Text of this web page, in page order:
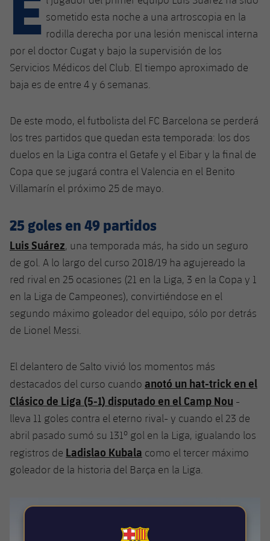
plusicon
más
Instalaciones
Palau Blaugrana
Estadi Johan Cruyff
Ciutat Esportiva
La Masia
Servicios
Servicios Médicos
Accesibilidad
plusicon
más
Acreditaciones
Instalaciones
SUB13
SUB12
SUB11 A
SUB11 B
SUB10 A
SUB10 B
SUB9 B
SUB8 A
SUB8 B
SUB13 B
SUB12 C
SUB11 C
Entradas
Gameday Shows
Resultados
Clasificación
Jugadores
Fotos
Palmarés
Base
Barça Atlètic
Junior
Cadete B
Infantil A
Infantil B
Campus Verano
PLUSICON
MÁS
Primer Equipo
plusicon
más
Calendario
Entradas
Resultados
Clasificaciones
Jugadores
Fotos
Historia
Actualidad
Calendario
Resultados
Clasificaciones
Fotos
Base
plusicon
más
Actualidad
Cadete A
Cadete B
Infantil B
PLUSICON
MÁS
Actualidad
Calendario
Entradas
Resultados
Jugadors
Fotos
Historia
plusicon
más
Actualidad
Calendario
Resultados
Clasificaciones
Base
plusicon
más
Actualidad
Juvenil
Cadete
Infantil
Alevín
Campus Verano
Primer equipo
plusicon
más
Actualidad
Calendario
Entradas
Barça Atlètic
plusicon
más
Actualidad
Calendario
Base
plusicon
más
Actualidad
Campus Verano
PLUSICON
MÁS
Información general
sometido esta noche a una artroscopia en la
rodilla derecha por una lesión meniscal interna
por el doctor Cugat y bajo la supervisión de los
Servicios Médicos del Club. El tiempo aproximado de
baja es de entre 4 y 6 semanas.
De este modo, el futbolista del FC Barcelona se perderá
los tres partidos que quedan esta temporada: los dos
duelos en la Liga contra el Getafe y el Eibar y la final de
Copa que se jugará contra el Valencia en el Benito
Villamarín el próximo 25 de mayo.
25 goles en 49 partidos
Luis Suárez, una temporada más, ha sido un seguro
de gol. A lo largo del curso 2018/19 ha agujereado la
red rival en 25 ocasiones (21 en la Liga, 3 en la Copa y 1
en la Liga de Campeones), convirtiéndose en el
segundo máximo goleador del equipo, sólo por detrás
de Lionel Messi.
El delantero de Salto vivió los momentos más
destacados del curso cuando anotó un hat-trick en el
Clásico de Liga (5-1) disputado en el Camp Nou -
lleva 11 goles contra el eterno rival- y cuando el 23 de
abril pasado sumó su 131º gol en la Liga, igualando los
registros de Ladislao Kubala como el tercer máximo
goleador de la historia del Barça en la Liga.